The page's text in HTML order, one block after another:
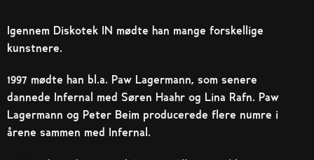
Igennem Diskotek IN mødte han mange forskellige
kunstnere.
1997 mødte han bl.a. Paw Lagermann, som senere
dannede Infernal med Søren Haahr og Lina Rafn. Paw
Lagermann og Peter Beim producerede flere numre i
årene sammen med Infernal.